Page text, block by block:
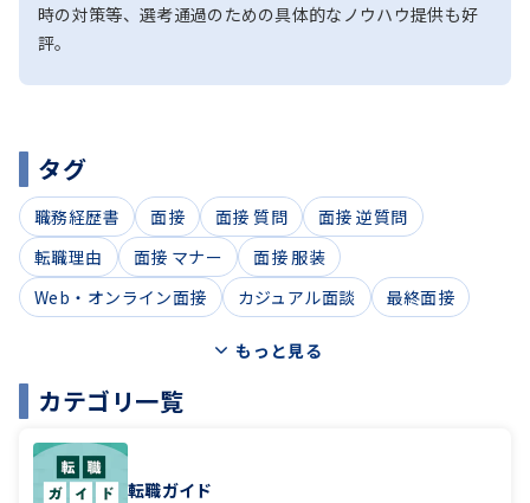
時の対策等、選考通過のための具体的なノウハウ提供も好
評。
タグ
職務経歴書 面接 面接 質問
面接 逆質問
転職理由
面接 マナー
面接 服装
Web・オンライン面接
カジュアル面談 最終面接
もっと見る
カテゴリ一覧
転職ガイド